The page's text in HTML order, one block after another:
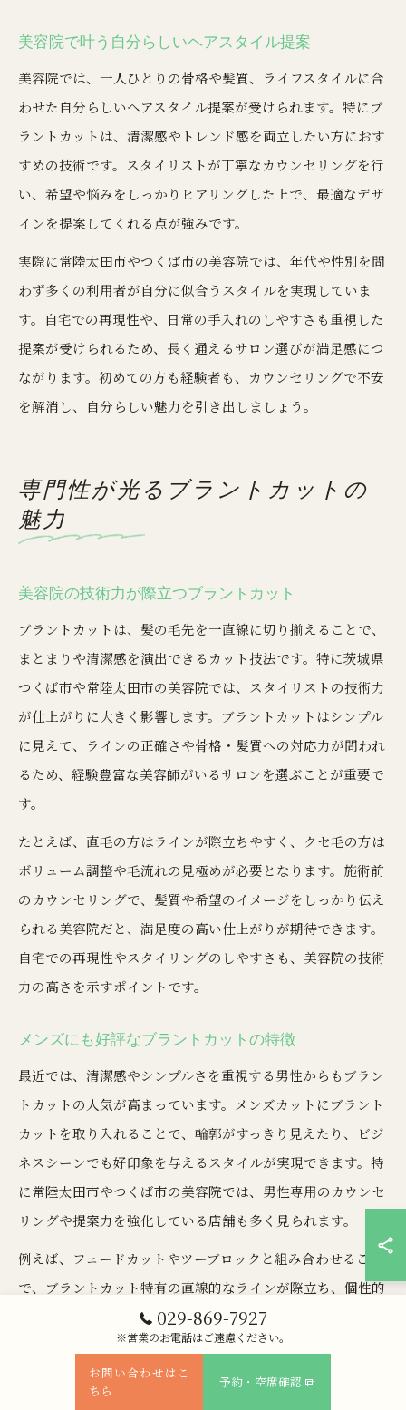
美容院で叶う自分らしいヘアスタイル提案
美容院では、一人ひとりの骨格や髪質、ライフスタイルに合
わせた自分らしいヘアスタイル提案が受けられます。特にブ
ラントカットは、清潔感やトレンド感を両立したい方におす
すめの技術です。スタイリストが丁寧なカウンセリングを行
い、希望や悩みをしっかりヒアリングした上で、最適なデザ
インを提案してくれる点が強みです。
実際に常陸太田市やつくば市の美容院では、年代や性別を問
わず多くの利用者が自分に似合うスタイルを実現していま
す。自宅での再現性や、日常の手入れのしやすさも重視した
提案が受けられるため、長く通えるサロン選びが満足感につ
ながります。初めての方も経験者も、カウンセリングで不安
を解消し、自分らしい魅力を引き出しましょう。
専門性が光るブラントカットの
魅力
美容院の技術力が際立つブラントカット
ブラントカットは、髪の毛先を一直線に切り揃えることで、
まとまりや清潔感を演出できるカット技法です。特に茨城県
つくば市や常陸太田市の美容院では、スタイリストの技術力
が仕上がりに大きく影響します。ブラントカットはシンプル
に見えて、ラインの正確さや骨格・髪質への対応力が問われ
るため、経験豊富な美容師がいるサロンを選ぶことが重要で
す。
たとえば、直毛の方はラインが際立ちやすく、クセ毛の方は
ボリューム調整や毛流れの見極めが必要となります。施術前
のカウンセリングで、髪質や希望のイメージをしっかり伝え
られる美容院だと、満足度の高い仕上がりが期待できます。
自宅での再現性やスタイリングのしやすさも、美容院の技術
力の高さを示すポイントです。
メンズにも好評なブラントカットの特徴
最近では、清潔感やシンプルさを重視する男性からもブラン
トカットの人気が高まっています。メンズカットにブラント
カットを取り入れることで、輪郭がすっきり見えたり、ビジ
ネスシーンでも好印象を与えるスタイルが実現できます。特
に常陸太田市やつくば市の美容院では、男性専用のカウンセ
リングや提案力を強化している店舗も多く見られます。
例えば、フェードカットやツーブロックと組み合わせること
で、ブラントカット特有の直線的なラインが際立ち、個性的
かつトレンド感のある仕上がりになります。施術後のスタイ
リング方法や、忙しい朝でも整えやすいセットのコツなど、
生活スタイルに合わせたアドバイスを受けられるのも魅力で
029-869-7927
※営業のお電話はご遠慮ください。
お問い合わせはこ
ちら
予約・空席確認